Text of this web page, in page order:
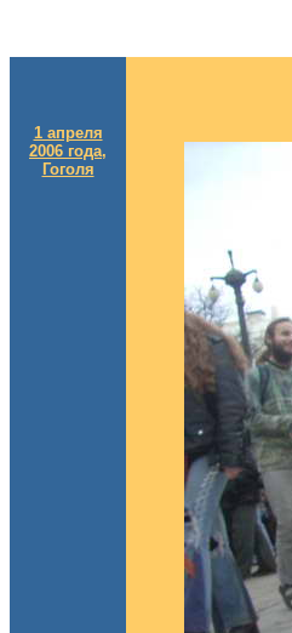
1 апреля
2006 года,
Гоголя